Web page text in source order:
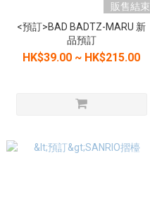
販售結束
<預訂>BAD BADTZ-MARU 新
品預訂
HK$39.00 ~ HK$215.00